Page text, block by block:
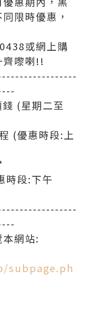
限時優惠，
或網上購
齊嚟喇!!
(星期二至
(優惠時段:上
時段:下午
網站:
subpage.ph